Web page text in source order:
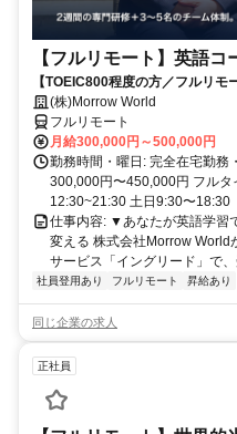
【フルリモート】英語コ
【TOEIC800程度の方／フルリ
たが英語学習で経験した失敗も
るお仕事です。
(株)Morrow World
フルリモート
月給300,000円～500,000円
勤務時間・曜日: 完全在宅勤務
300,000円〜450,000円 フルタ
12:30~21:30 土日9:30〜18:30
仕事内容: ▼あなたが英語学習
変える 株式会社Morrow World
サービス「イングリード」で
社員登用あり フルリモート 昇給あり
同じ企業の求人
正社員